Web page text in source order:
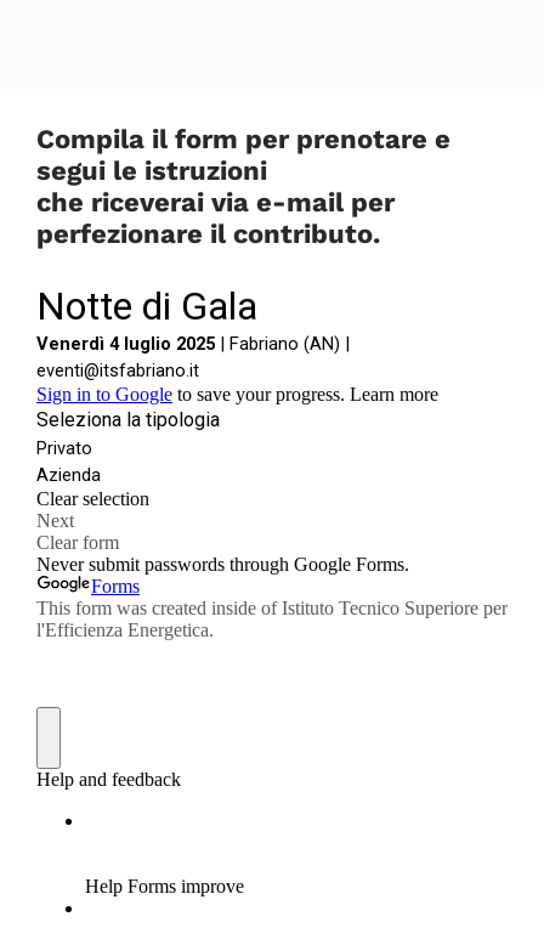
Compila il form per prenotare e
segui le istruzioni
che riceverai via e-mail per
perfezionare il contributo.